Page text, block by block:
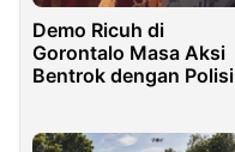
Demo Ricuh di
Gorontalo Masa Aksi
Bentrok dengan Polisi